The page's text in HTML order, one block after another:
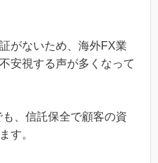
がないため、海外FX業
安視する声が多くなって
、信託保全で顧客の資
す。